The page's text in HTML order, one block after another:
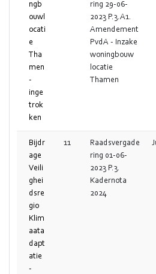
ngb
ouwl
ocati
e
Tha
men
-
inge
trok
ken
ring 29-06-
2023 P.3.A1.
Amendement
PvdA - Inzake
woningbouw
locatie
Thamen
Bijdr
age
Veili
ghei
dsre
gio
Klim
aata
dapt
atie
-
11
Raadsvergade
ring 01-06-
2023 P.3.
Kadernota
2024